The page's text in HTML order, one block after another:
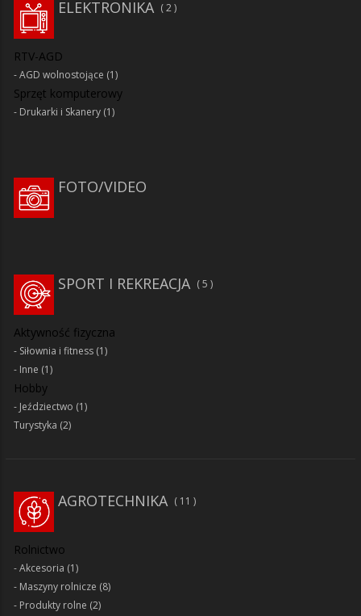
2
ELEKTRONIKA
RTV-AGD
AGD wolnostojące (1)
Sprzęt komputerowy
Drukarki i Skanery (1)
FOTO/VIDEO
SPORT I REKREACJA 5
Aktywność fizyczna
Siłownia i fitness (1)
Inne (1)
Hobby
Jeździectwo (1)
Turystyka (2)
AGROTECHNIKA 11
Rolnictwo
Akcesoria (1)
Maszyny rolnicze (8)
Produkty rolne (2)